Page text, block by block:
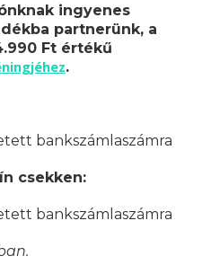
ingyenes
partnerünk, a
Ft értékű
.
bankszámlaszámra
csekken:
bankszámlaszámra